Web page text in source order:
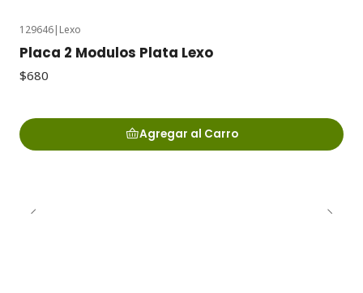
129646| Lexo
Placa 2 Modulos Plata Lexo
$680
Agregar al Carro